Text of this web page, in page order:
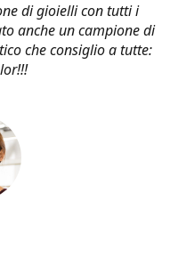
di gioielli con tutti i
anche un campione di
che consiglio a tutte: